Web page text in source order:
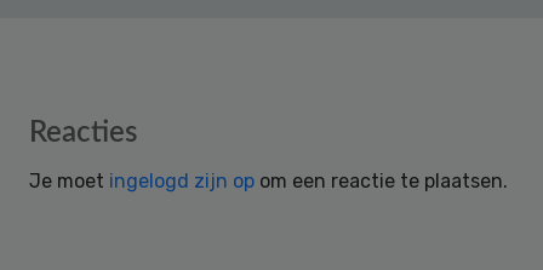
Reader
Reacties
Je moet ingelogd zijn op om een reactie te plaatsen.